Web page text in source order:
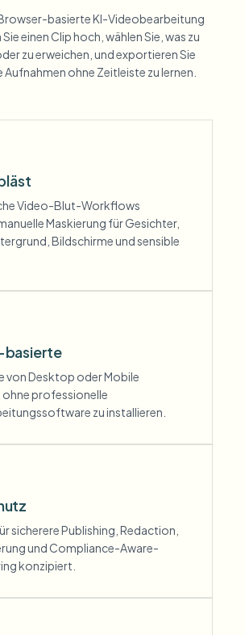
basierte KI-Videobearbeitung
einen Clip hoch, wählen Sie, was zu
zu erweichen, und exportieren Sie
ohne Zeitleiste zu lernen.
Video-Blut-Workflows
Maskierung für Gesichter,
Bildschirme und sensible
basierte
von Desktop oder Mobile
professionelle
zu installieren.
sicherere Publishing, Redaction,
und Compliance-Aware-
konzipiert.